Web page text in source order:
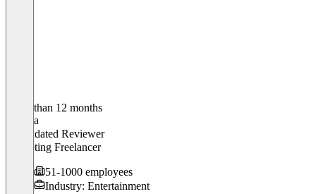
Older than 12 months
Andrea
Validated Reviewer
Marketing Freelancer
51-1000 employees
Industry: Entertainment